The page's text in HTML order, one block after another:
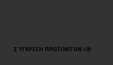
ΣΎΓΚΡΙΣΗ ΠΡΟΪΌΝΤΩΝ (0)